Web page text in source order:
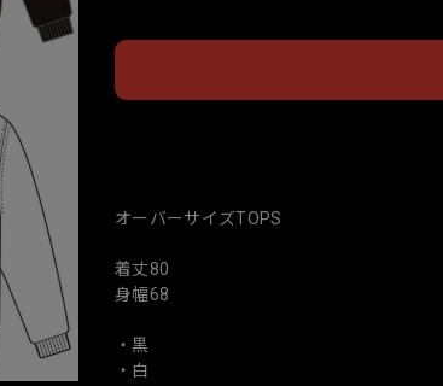
オーバーサイズTOPS
着丈80
身幅68
・黒
・白